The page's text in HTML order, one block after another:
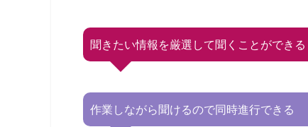
聞きたい情報を厳選して聞くことができる
作業しながら聞けるので同時進行できる